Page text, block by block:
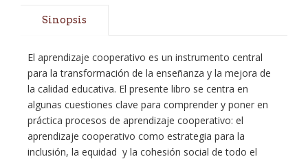
Sinopsis
El aprendizaje cooperativo es un instrumento central
para la transformación de la enseñanza y la mejora de
la calidad educativa. El presente libro se centra en
algunas cuestiones clave para comprender y poner en
práctica procesos de aprendizaje cooperativo: el
aprendizaje cooperativo como estrategia para la
inclusión, la equidad y la cohesión social de todo el